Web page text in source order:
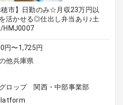
市】日勤のみ☆月収23万円以
活かせる◎仕出し弁当あり♪土
/HMJ0007
円〜1,725円
他兵庫県
ロップ 関西・中部事業部